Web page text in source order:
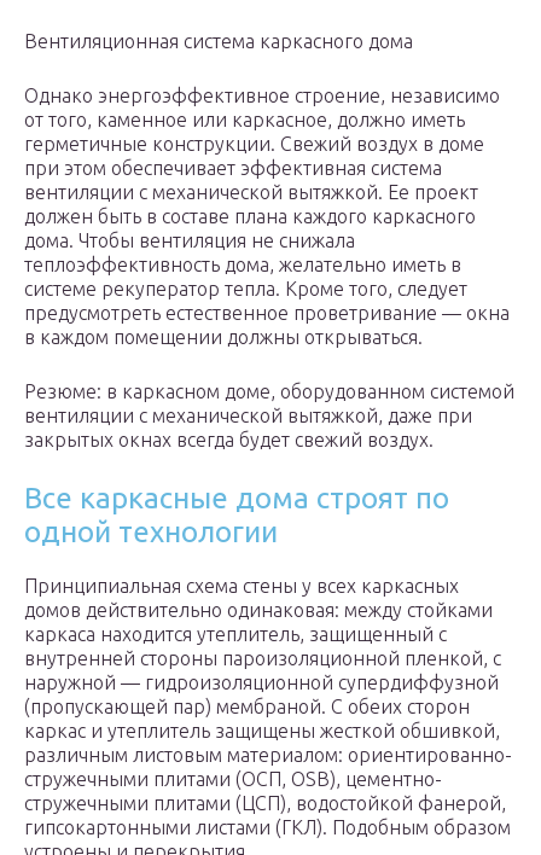
Вентиляционная система каркасного дома
Однако энергоэффективное строение, независимо
от того, каменное или каркасное, должно иметь
герметичные конструкции. Свежий воздух в доме
при этом обеспечивает эффективная система
вентиляции с механической вытяжкой. Ее проект
должен быть в составе плана каждого каркасного
дома. Чтобы вентиляция не снижала
теплоэффективность дома, желательно иметь в
системе рекуператор тепла. Кроме того, следует
предусмотреть естественное проветривание — окна
в каждом помещении должны открываться.
Резюме: в каркасном доме, оборудованном системой
вентиляции с механической вытяжкой, даже при
закрытых окнах всегда будет свежий воздух.
Все каркасные дома строят по
одной технологии
Принципиальная схема стены у всех каркасных
домов действительно одинаковая: между стойками
каркаса находится утеплитель, защищенный с
внутренней стороны пароизоляционной пленкой, с
наружной — гидроизоляционной супердиффузной
(пропускающей пар) мембраной. С обеих сторон
каркас и утеплитель защищены жесткой обшивкой,
различным листовым материалом: ориентированно-
стружечными плитами (ОСП, OSB), цементно-
стружечными плитами (ЦСП), водостойкой фанерой,
гипсокартонными листами (ГКЛ). Подобным образом